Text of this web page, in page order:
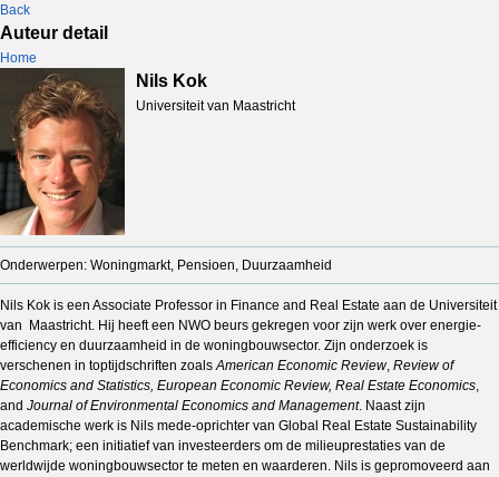
Back
Auteur detail
Home
Nils Kok
Universiteit van Maastricht
Onderwerpen: Woningmarkt, Pensioen, Duurzaamheid
Nils Kok is een Associate Professor in Finance and Real Estate aan de Universiteit
van Maastricht. Hij heeft een NWO beurs gekregen voor zijn werk over energie-
efficiency en duurzaamheid in de woningbouwsector. Zijn onderzoek is
verschenen in toptijdschriften zoalsAmerican Economic Review, Review of
Economics and Statistics, European Economic Review, Real Estate Economics,
and Journal of Environmental Economics and Management. Naast zijn
academische werk is Nils mede-oprichter van Global Real Estate Sustainability
Benchmark; een initiatief van investeerders om de milieuprestaties van de
werldwijde woningbouwsector te meten en waarderen. Nils is gepromoveerd aan